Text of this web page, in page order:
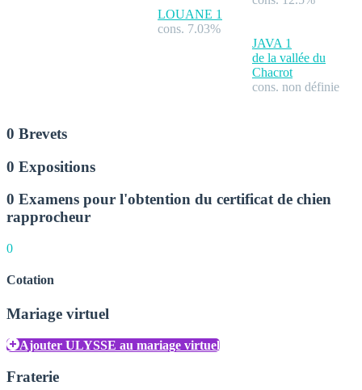
LOUANE 1
cons. 7.03%
JAVA 1
de la vallée du
Chacrot
cons. non définie
0 Brevets
0 Expositions
0 Examens pour l'obtention du certificat de chien
rapprocheur
0
Cotation
Mariage virtuel
Ajouter ULYSSE au mariage virtuel
Fraterie